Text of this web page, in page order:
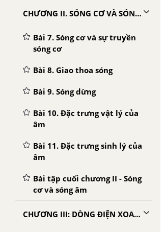
CHƯƠNG II. SÓNG CƠ VÀ SÓNG ÂM
Bài 7. Sóng cơ và sự truyền
sóng cơ
Bài 8. Giao thoa sóng
Bài 9. Sóng dừng
Bài 10. Đặc trưng vật lý của
âm
Bài 11. Đặc trưng sinh lý của
âm
Bài tập cuối chương II - Sóng
cơ và sóng âm
CHƯƠNG III: DÒNG ĐIỆN XOAY CHIỀU